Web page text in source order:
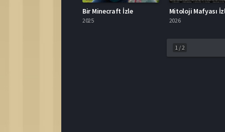
Bir Minecraft İzle
2025
Mitoloji Mafyası
2026
1 /2